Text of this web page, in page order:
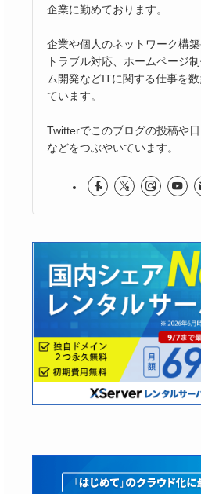
企業に勤めております。
企業や個人のネットワーク構
トラブル対応、ホームページ
ム開発などITに関する仕事を
ています。
Twitterでこのブログの投稿や
などをつぶやいています。